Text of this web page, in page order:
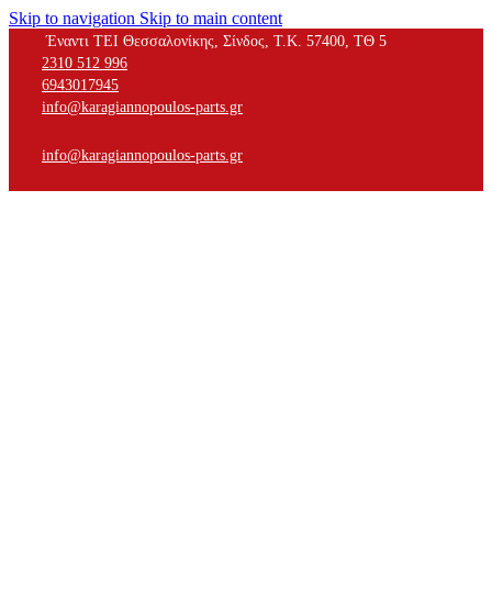
Skip to navigation Skip to main content
Έναντι ΤΕΙ Θεσσαλονίκης, Σίνδος, Τ.Κ. 57400, ΤΘ 5
2310 512 996
6943017945
info@karagiannopoulos-parts.gr
info@karagiannopoulos-parts.gr